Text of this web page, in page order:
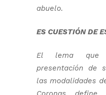
abuelo.
ES CUESTIÓN DE
El lema que
presentación de
las modalidades